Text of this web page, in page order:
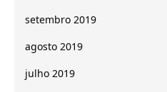
setembro 2019
agosto 2019
julho 2019